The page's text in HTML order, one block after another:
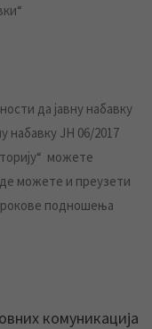
да јавну набавку
набавку ЈН 06/2017
можете
можете и преузети
рокове подношења
комуникација